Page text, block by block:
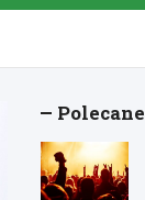
Polecane